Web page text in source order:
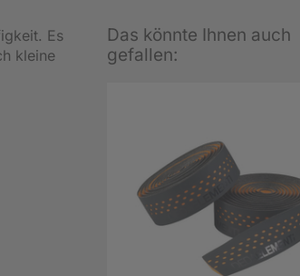
Es
kleine
Das könnte Ihnen auch
gefallen: